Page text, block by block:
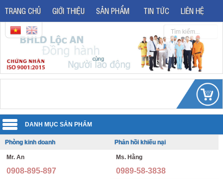
TRANG CHỦ GIỚI THIỆU SẢN PHẨM TIN TỨC LIÊN HỆ
Quần áo đồng phục
Phòng kinh doanh
Mr. An
0908-895-897
Phản hồi khiếu nại
Ms. Hằng
0989-58-3838